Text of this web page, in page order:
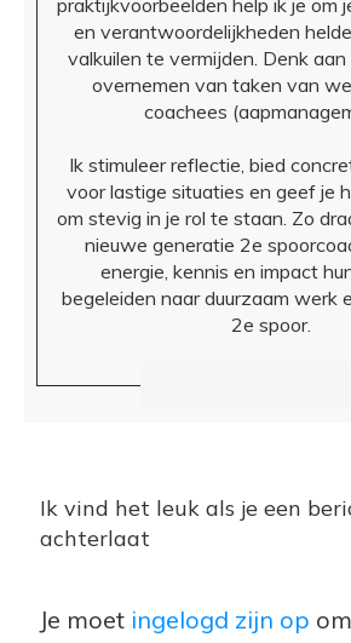
en verantwoordelijkheden
valkuilen te vermijden. Denk
overnemen van taken van
coachees
Ik stimuleer reflectie, bied
voor lastige situaties en geef je
om stevig in je rol te staan. Zo
nieuwe generatie 2e
energie, kennis en impact
begeleiden naar duurzaam werk
2e spoor.
Ik vind het leuk als je een
achterlaat
Je moet ingelogd zijn op